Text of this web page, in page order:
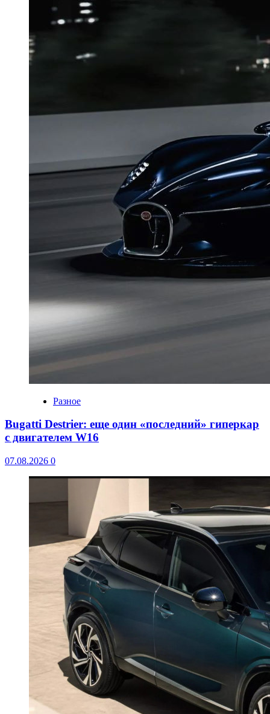
Разное
Bugatti Destrier: еще один «последний» гиперкар
с двигателем W16
07.08.2026 0